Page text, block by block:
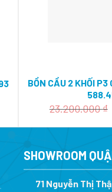
₫.
BỒN CẦU 2 KHỐI
23.200.000₫
SHOWROOM
71 Nguyễn Thị